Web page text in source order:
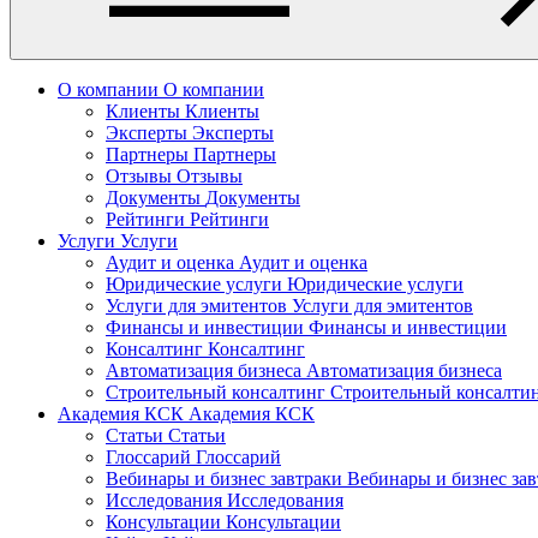
О компании О компании
Клиенты Клиенты
Эксперты Эксперты
Партнеры Партнеры
Отзывы Отзывы
Документы Документы
Рейтинги Рейтинги
Услуги Услуги
Аудит и оценка Аудит и оценка
Юридические услуги Юридические услуги
Услуги для эмитентов Услуги для эмитентов
Финансы и инвестиции Финансы и инвестиции
Консалтинг Консалтинг
Автоматизация бизнеса Автоматизация бизнеса
Строительный консалтинг Строительный
Академия КСК Академия КСК
Статьи Статьи
Глоссарий Глоссарий
Вебинары и бизнес завтраки Вебинары и бизнес
Исследования Исследования
Консультации Консультации